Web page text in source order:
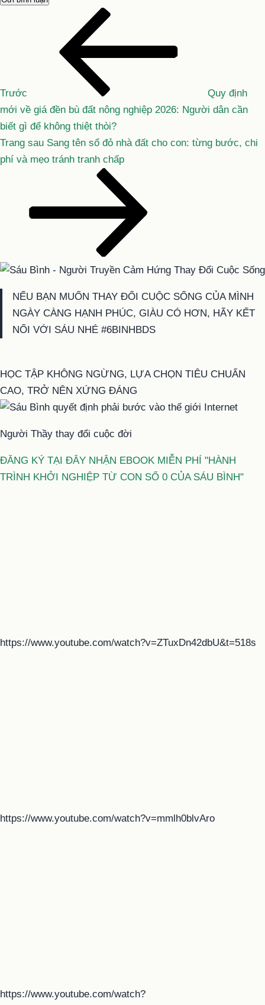
viết
Trước
Quy định
mới về giá đền bù đất nông nghiệp 2026: Người dân cần
biết gì để không thiệt thòi?
Bài
tiếp
Trang sau Sang tên sổ đỏ nhà đất cho con: từng bước, chi
phí và mẹo tránh tranh chấp
NẾU BẠN MUỐN THAY ĐỔI CUỘC SỐNG CỦA MÌNH
NGÀY CÀNG HẠNH PHÚC, GIÀU CÓ HƠN, HÃY KẾT
NỐI VỚI SÁU NHÉ #6BINHBDS
HỌC TẬP KHÔNG NGỪNG, LỰA CHỌN TIÊU CHUẨN
CAO, TRỞ NÊN XỨNG ĐÁNG
Người Thầy thay đổi cuộc đời
ĐĂNG KÝ TẠI ĐÂY NHẬN EBOOK MIỄN PHÍ "HÀNH
TRÌNH KHỞI NGHIỆP TỪ CON SỐ 0 CỦA SÁU BÌNH"
https://www.youtube.com/watch?v=ZTuxDn42dbU&t=518s
https://www.youtube.com/watch?v=mmlh0blvAro
https://www.youtube.com/watch?